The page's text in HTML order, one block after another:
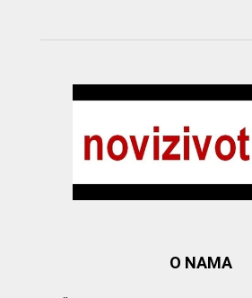
O NAMA